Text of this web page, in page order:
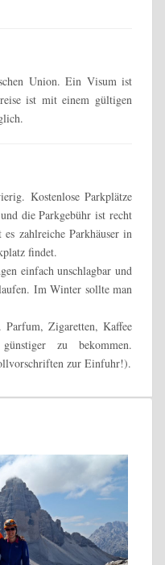
Union. Ein Visum ist
ist mit einem gültigen
Kostenlose Parkplätze
die Parkgebühr ist recht
zahlreiche Parkhäuser in
findet.
einfach unschlagbar und
Im Winter sollte man
Parfum, Zigaretten, Kaffee
zu bekommen.
zur Einfuhr!).